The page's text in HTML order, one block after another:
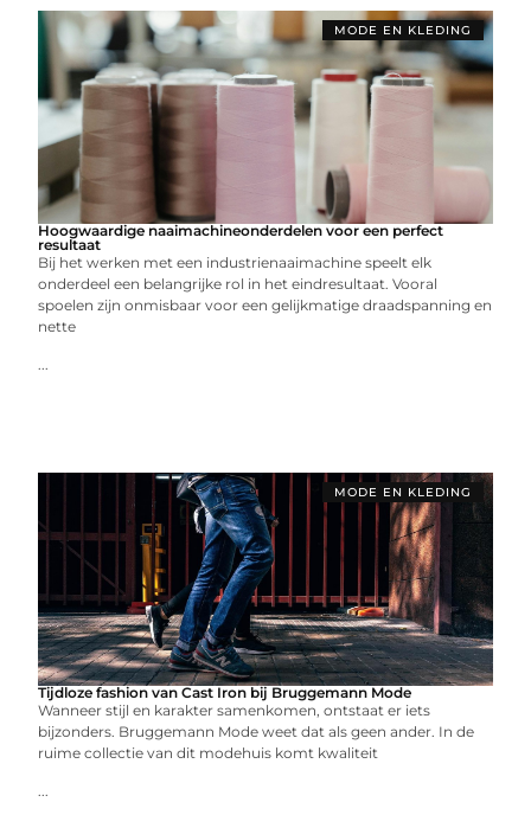
MODE EN KLEDING
Hoogwaardige naaimachineonderdelen voor een perfect
resultaat
Bij het werken met een industrienaaimachine speelt elk
onderdeel een belangrijke rol in het eindresultaat. Vooral
spoelen zijn onmisbaar voor een gelijkmatige draadspanning en
nette
...
MODE EN KLEDING
Tijdloze fashion van Cast Iron bij Bruggemann Mode
Wanneer stijl en karakter samenkomen, ontstaat er iets
bijzonders. Bruggemann Mode weet dat als geen ander. In de
ruime collectie van dit modehuis komt kwaliteit
...